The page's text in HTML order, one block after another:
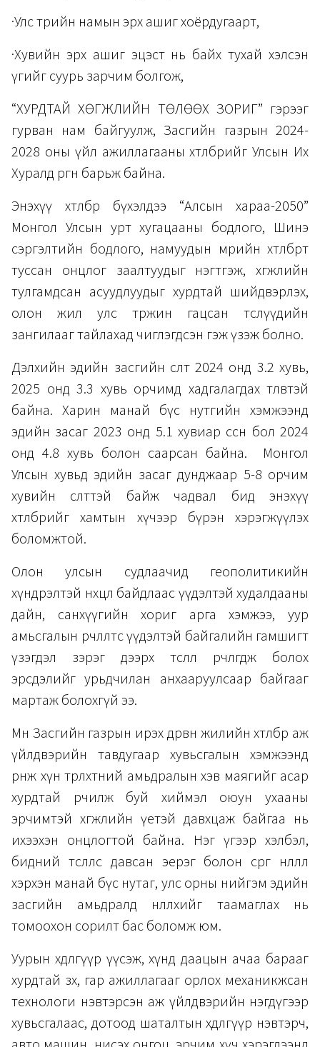
·Улс төрийн намын эрх ашиг хоёрдугаарт,
·Хувийн эрх ашиг эцэст нь байх тухай хэлсэн
үгийг суурь зарчим болгож,
“ХУРДТАЙ ХӨГЖЛИЙН ТӨЛӨӨХ ЗОРИГ” гэрээг
гурван нам байгуулж, Засгийн газрын 2024-
2028 оны үйл ажиллагааны хөтөлбөрийг Улсын Их
Хуралд өргөн барьж байна.
Энэхүү хөтөлбөр бүхэлдээ “Алсын хараа-2050”
Монгол Улсын урт хугацааны бодлого, Шинэ
сэргэлтийн бодлого, намуудын мөрийн хөтөлбөрт
туссан онцлог заалтуудыг нэгтгэж, хөгжлийн
тулгамдсан асуудлуудыг хурдтай шийдвэрлэх,
олон жил улс төржин гацсан төслүүдийн
зангилааг тайлахад чиглэгдсэн гэж үзэж болно.
Дэлхийн эдийн засгийн өсөлт 2024 онд 3.2 хувь,
2025 онд 3.3 хувь орчимд хадгалагдах төлөвтэй
байна. Харин манай бүс нутгийн хэмжээнд
эдийн засаг 2023 онд 5.1 хувиар өссөн бол 2024
онд 4.8 хувь болон саарсан байна. Монгол
Улсын хувьд эдийн засаг дунджаар 5-8 орчим
хувийн өсөлттэй байж чадвал бид энэхүү
хөтөлбөрийг хамтын хүчээр бүрэн хэрэгжүүлэх
боломжтой.
Олон улсын судлаачид геополитикийн
хүндрэлтэй нөхцөл байдлаас үүдэлтэй худалдааны
дайн, санхүүгийн хориг арга хэмжээ, уур
амьсгалын өөрчлөлтөөс үүдэлтэй байгалийн гамшигт
үзэгдэл зэрэг дээрх төсөөлөл өөрчлөгдөж болох
эрсдэлийг урьдчилан анхааруулсаар байгааг
мартаж болохгүй ээ.
Мөн Засгийн газрын ирэх дөрвөн жилийн хөтөлбөр аж
үйлдвэрийн тавдугаар хувьсгалын хэмжээнд
өрнөж хүн төрөлхтний амьдралын хэв маягийг асар
хурдтай өөрчилж буй хиймэл оюун ухааны
эрчимтэй хөгжлийн үетэй давхцаж байгаа нь
ихээхэн онцлогтой байна. Нэг үгээр хэлбэл,
бидний төсөөллөөс давсан эерэг болон сөрөг нөлөөлөл
хэрхэн манай бүс нутаг, улс орны нийгэм эдийн
засгийн амьдралд нөлөөлөхийг таамаглах нь
томоохон сорилт бас боломж юм.
Уурын хөдөлгүүр үүсэж, хүнд даацын ачаа барааг
хурдтай зөөх, гар ажиллагааг орлох механикжсан
технологи нэвтэрсэн аж үйлдвэрийн нэгдүгээр
хувьсгалаас, дотоод шаталтын хөдөлгүүр нэвтэрч,